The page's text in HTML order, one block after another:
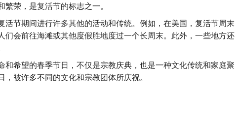
荣，是复活节的标志之一。
活节期间进行许多其他的活动和传统。例如，在美国，复活节周末
们会前往海滩或其他度假胜地度过一个长周末。此外，一些地方还
和希望的春季节日，不仅是宗教庆典，也是一种文化传统和家庭聚
被许多不同的文化和宗教团体所庆祝。